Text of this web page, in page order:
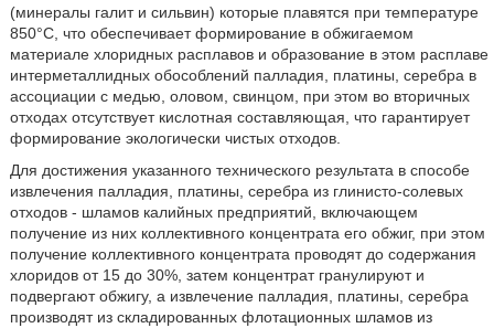
(минералы галит и сильвин) которые плавятся при температуре
850°С, что обеспечивает формирование в обжигаемом
материале хлоридных расплавов и образование в этом расплаве
интерметаллидных обособлений палладия, платины, серебра в
ассоциации с медью, оловом, свинцом, при этом во вторичных
отходах отсутствует кислотная составляющая, что гарантирует
формирование экологически чистых отходов.
Для достижения указанного технического результата в способе
извлечения палладия, платины, серебра из глинисто-солевых
отходов - шламов калийных предприятий, включающем
получение из них коллективного концентрата его обжиг, при этом
получение коллективного концентрата проводят до содержания
хлоридов от 15 до 30%, затем концентрат гранулируют и
подвергают обжигу, а извлечение палладия, платины, серебра
производят из складированных флотационных шламов из